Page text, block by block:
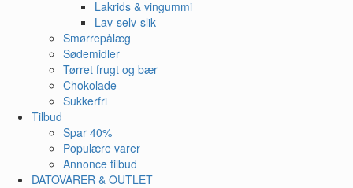
Lakrids & vingummi
Lav-selv-slik
Smørrepålæg
Sødemidler
Tørret frugt og bær
Chokolade
Sukkerfri
Tilbud
Spar 40%
Populære varer
Annonce tilbud
DATOVARER & OUTLET